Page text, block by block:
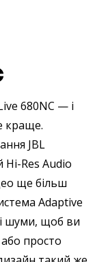
680NC — і
краще.
JBL
Hi-Res Audio
ще більш
Adaptive
шуми, щоб ви
просто